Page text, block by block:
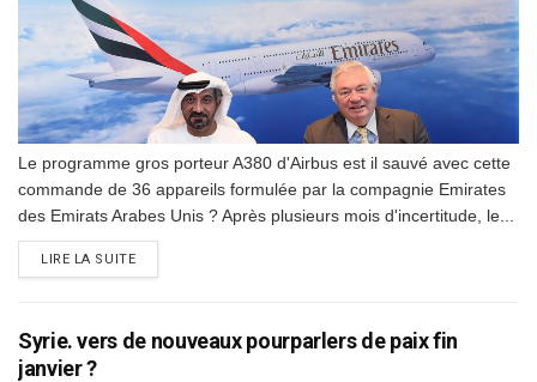
Le programme gros porteur A380 d'Airbus est il sauvé avec cette
commande de 36 appareils formulée par la compagnie Emirates
des Emirats Arabes Unis ? Après plusieurs mois d'incertitude, le...
LIRE LA SUITEDETAILS
Syrie. vers de nouveaux pourparlers de paix fin
janvier ?